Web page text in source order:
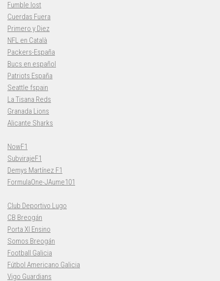
Fumble lost
Cuerdas Fuera
Primero y Diez
NFL en Català
Packers-España
Bucs en español
Patriots España
Seattle fspain
La Tisana Reds
Granada Lions
Alicante Sharks
NowF1
SubvirajeF1
Demys Martínez F1
FormulaOne-JAume101
Club Deportivo Lugo
CB Breogán
Porta XI Ensino
Somos Breogán
Football Galicia
Fútbol Americano Galicia
Vigo Guardians